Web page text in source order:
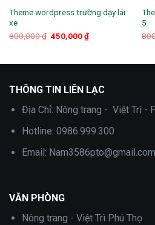
Theme wordpress trường dạy lái
xe
800,000₫ Giá
450,000₫Giá
hiện
450,000 ₫.
5
THÔNG TIN LIÊN LẠC
Địa Chỉ: Nông trang - Việt Trì -
Hotline: 0986.999.300
Email: Nam3586pto@gmail.com
VĂN PHÒNG
Nông trang - Việt Trì Phú Thọ